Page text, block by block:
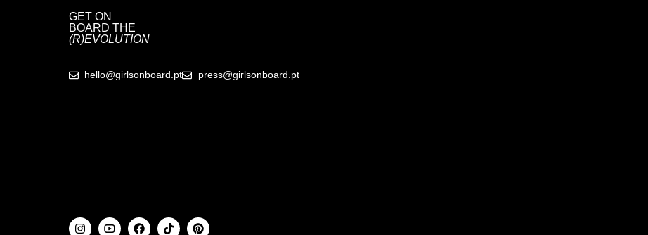
GET ON
BOARD THE
(R)EVOLUTION
hello@girlsonboard.pt press@girlsonboard.pt